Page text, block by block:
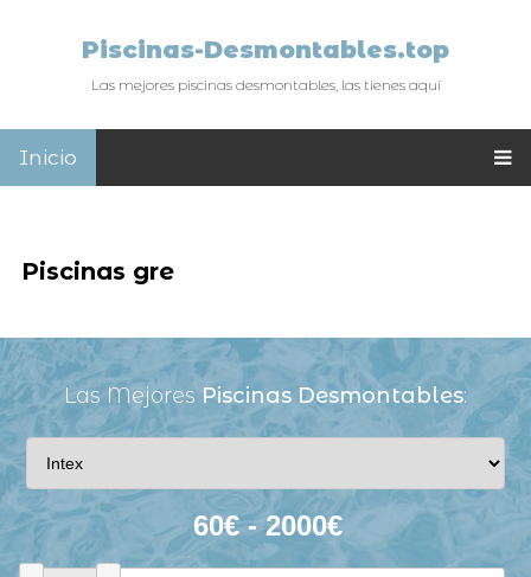
Piscinas-Desmontables.top
Las mejores piscinas desmontables, las tienes aquí
Inicio
Piscinas gre
Las Mejores Piscinas Desmontables: